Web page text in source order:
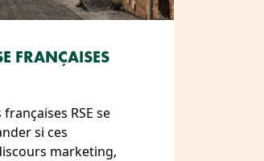
FRANÇAISES
RSE se
si ces
marketing,